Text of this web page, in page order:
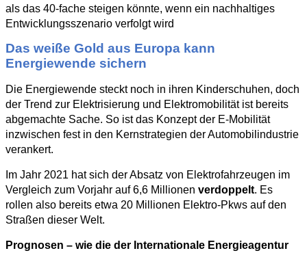
als das 40-fache steigen könnte, wenn ein nachhaltiges
Entwicklungsszenario verfolgt wird
Das weiße Gold aus Europa kann
Energiewende sichern
Die Energiewende steckt noch in ihren Kinderschuhen, doch
der Trend zur Elektrisierung und Elektromobilität ist bereits
abgemachte Sache. So ist das Konzept der E-Mobilität
inzwischen fest in den Kernstrategien der Automobilindustrie
verankert.
Im Jahr 2021 hat sich der Absatz von Elektrofahrzeugen im
Vergleich zum Vorjahr auf 6,6 Millionen verdoppelt. Es
rollen also bereits etwa 20 Millionen Elektro-Pkws auf den
Straßen dieser Welt.
Prognosen – wie die der Internationale Energieagentur